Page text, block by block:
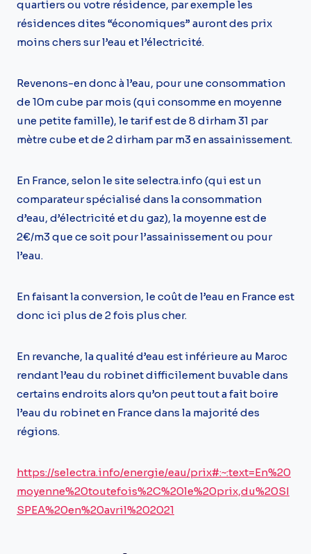
quartiers ou votre résidence, par exemple les
résidences dites “économiques” auront des prix
moins chers sur l’eau et l’électricité.
Revenons-en donc à l’eau, pour une consommation
de 10m cube par mois (qui consomme en moyenne
une petite famille), le tarif est de 8 dirham 31 par
mètre cube et de 2 dirham par m3 en assainissement.
En France, selon le site selectra.info (qui est un
comparateur spécialisé dans la consommation
d’eau, d’électricité et du gaz), la moyenne est de
2€/m3 que ce soit pour l’assainissement ou pour
l’eau.
En faisant la conversion, le coût de l’eau en France est
donc ici plus de 2 fois plus cher.
En revanche, la qualité d’eau est inférieure au Maroc
rendant l’eau du robinet difficilement buvable dans
certains endroits alors qu’on peut tout a fait boire
l’eau du robinet en France dans la majorité des
régions.
https://selectra.info/energie/eau/prix#:~:text=En%20
moyenne%20toutefois%2C%20le%20prix,du%20SI
SPEA%20en%20avril%202021